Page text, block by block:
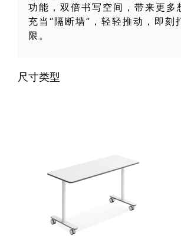
功能，双倍书写空间，带来更多
充当“隔断墙”，轻轻推动，即刻
限。
尺寸类型